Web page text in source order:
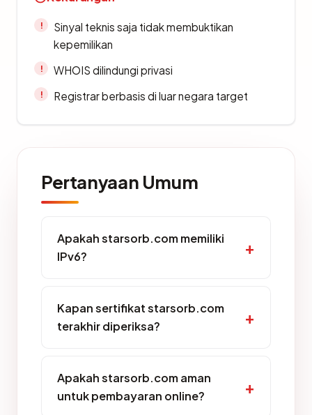
Sinyal teknis saja tidak membuktikan
kepemilikan
WHOIS dilindungi privasi
Registrar berbasis di luar negara target
Pertanyaan Umum
Apakah starsorb.com memiliki
IPv6?
Kapan sertifikat starsorb.com
terakhir diperiksa?
Apakah starsorb.com aman
untuk pembayaran online?